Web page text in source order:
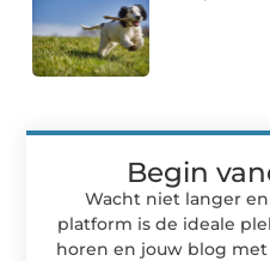
Begin
Wacht niet langer
platform is de ideale
horen en jouw blog